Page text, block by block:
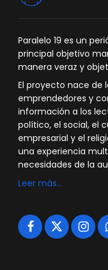
Paralelo 19 es un
principal objetivo
manera veraz y
El proyecto nace de
emprendedores y
información a los
político, el social, el
empresarial y el
una experiencia
necesidades de la
Leer más…